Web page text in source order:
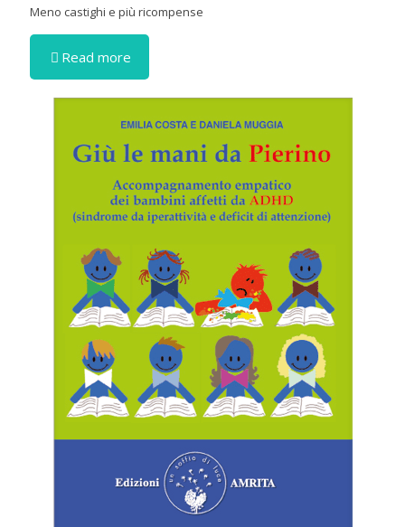
Meno castighi e più ricompense
Read more